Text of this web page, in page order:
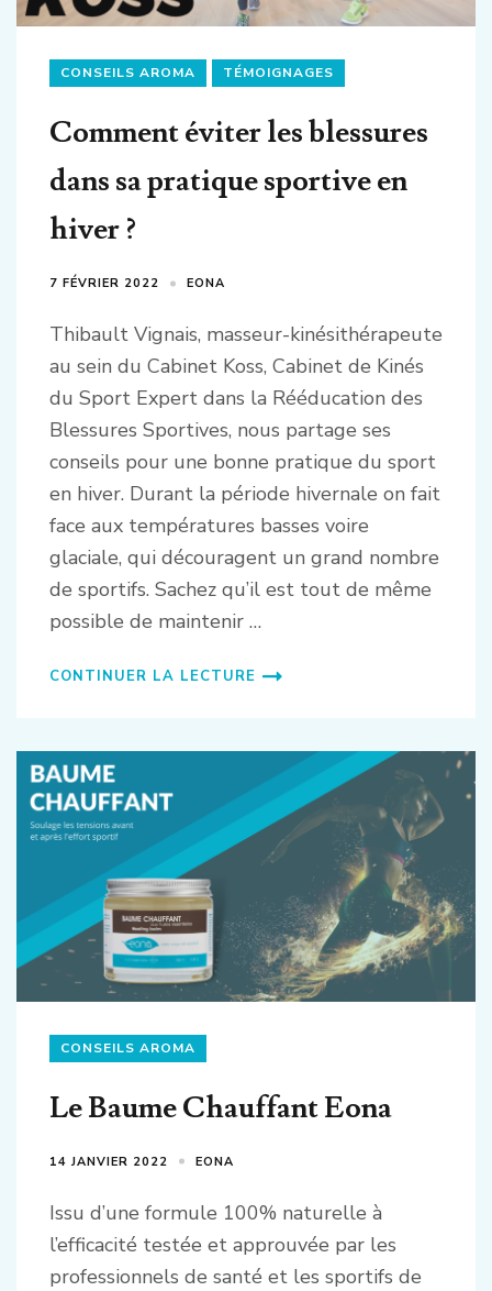
CONSEILS AROMA TÉMOIGNAGES
Comment éviter les blessures
dans sa pratique sportive en
hiver ?
7 FÉVRIER 2022 EONA
Thibault Vignais, masseur-kinésithérapeute
au sein du Cabinet Koss, Cabinet de Kinés
du Sport Expert dans la Rééducation des
Blessures Sportives, nous partage ses
conseils pour une bonne pratique du sport
en hiver. Durant la période hivernale on fait
face aux températures basses voire
glaciale, qui découragent un grand nombre
de sportifs. Sachez qu’il est tout de même
possible de maintenir …
CONTINUER LA LECTURE
CONSEILS AROMA
Le Baume Chauffant Eona
14 JANVIER 2022 EONA
Issu d’une formule 100% naturelle à
l’efficacité testée et approuvée par les
professionnels de santé et les sportifs de